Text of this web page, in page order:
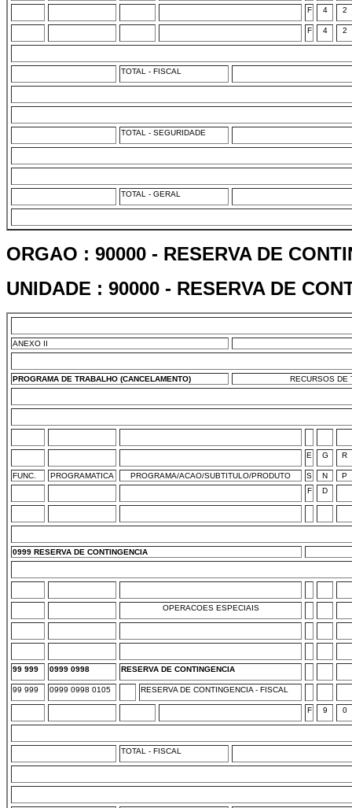
F 4 2
F 4 2
TOTAL - FISCAL
TOTAL - SEGURIDADE
TOTAL - GERAL
ORGAO : 90000 - RESERVA DE
UNIDADE : 90000 - RESERVA DE
ANEXO II
PROGRAMA DE TRABALHO (CANCELAMENTO) RECURSOS DE
E G R
FUNC. PROGRAMATICA PROGRAMA/ACAO/SUBTITULO/PRODUTO S N
P
F
D
0999 RESERVA DE CONTINGENCIA
OPERACOES ESPECIAIS
99 999 0999 0998 RESERVA DE CONTINGENCIA
99 999 0999 0998 0105 RESERVA DE CONTINGENCIA - FISCAL
F 9 0
TOTAL - FISCAL